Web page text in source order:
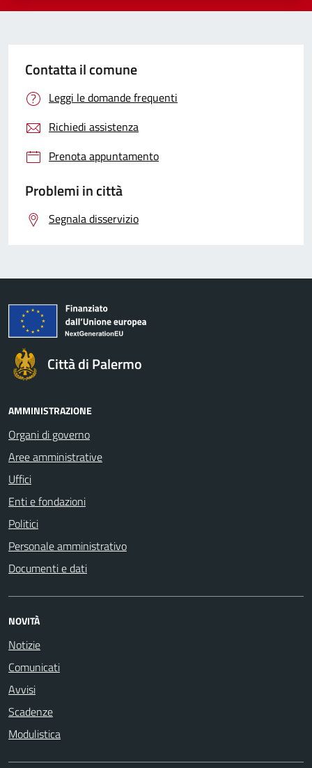
Contatta il comune
Leggi le domande frequenti
Richiedi assistenza
Prenota appuntamento
Problemi in città
Segnala disservizio
Città di Palermo
AMMINISTRAZIONE
Organi di governo
Aree amministrative
Uffici
Enti e fondazioni
Politici
Personale amministrativo
Documenti e dati
NOVITÀ
Notizie
Comunicati
Avvisi
Scadenze
Modulistica